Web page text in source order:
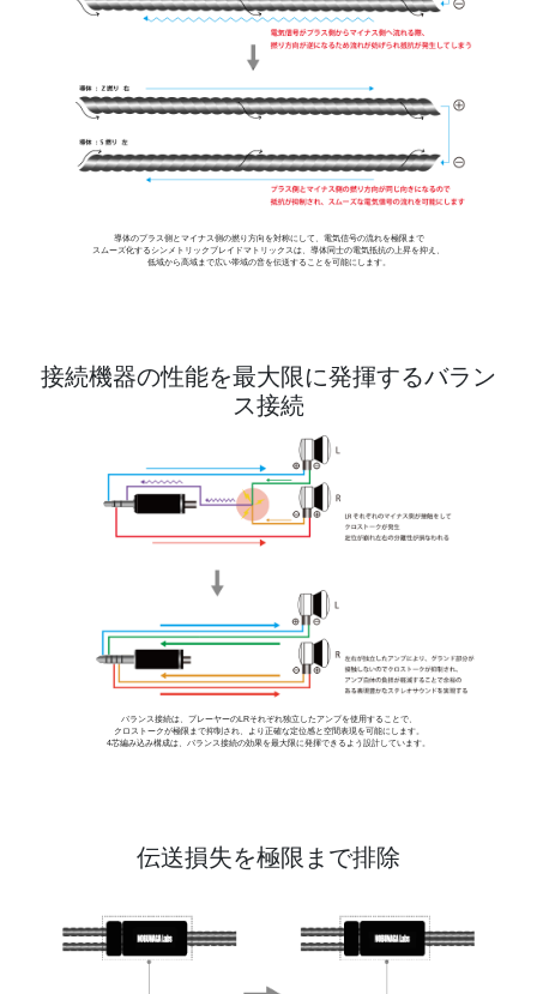
導体のプラス側とマイナス側の撚り方向を対称にして、電気信号の流れを極限まで
スムーズ化するシンメトリックブレイドマトリックスは、導体同士の電気抵抗の上昇を抑え、
低域から高域まで広い帯域の音を伝送することを可能にします。
接続機器の性能を最大限に発揮するバラン
ス接続
バランス接続は、プレーヤーのLRそれぞれ独立したアンプを使用することで、
クロストークが極限まで抑制され、より正確な定位感と空間表現を可能にします。
4芯編み込み構成は、バランス接続の効果を最大限に発揮できるよう設計しています。
伝送損失を極限まで排除